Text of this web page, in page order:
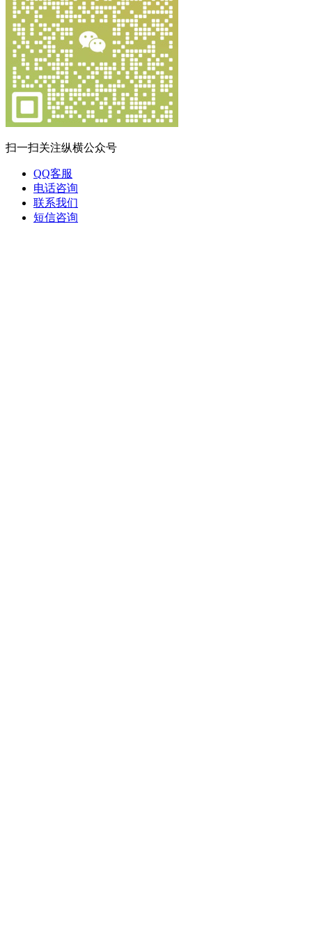
扫一扫关注纵横公众号
QQ客服
电话咨询
联系我们
短信咨询